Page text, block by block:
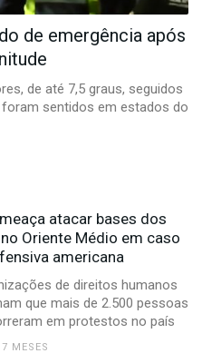
de emergência após
de até 7,5 graus, seguidos
sentidos em estados do
atacar bases dos
no Oriente Médio em caso
americana
de direitos humanos
que mais de 2.500 pessoas
em protestos no país
MESES